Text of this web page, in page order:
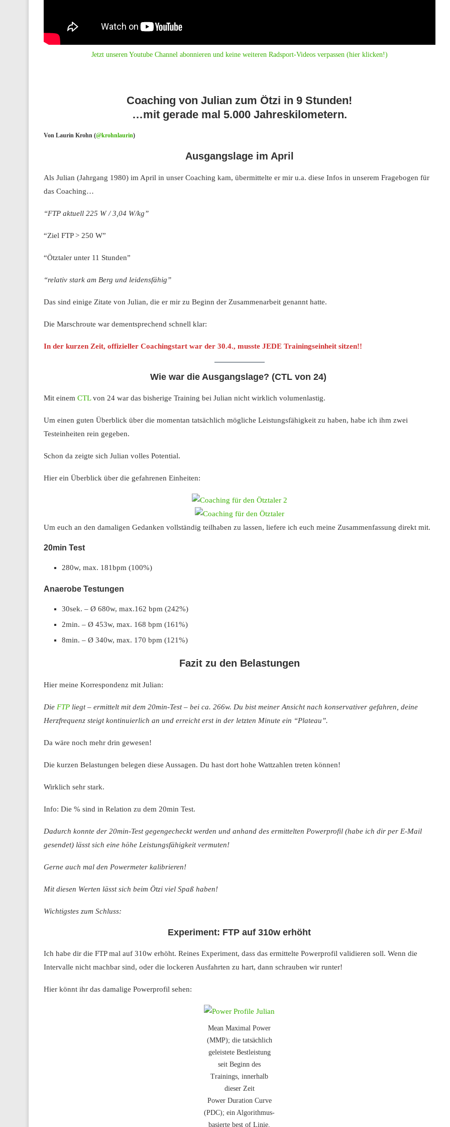
Jetzt unseren Youtube Channel abonnieren und keine weiteren Radsport-Videos verpassen (hier klicken!)
Coaching von Julian zum Ötzi in 9 Stunden!
…mit gerade mal 5.000 Jahreskilometern.
Von Laurin Krohn (@krohnlaurin)
Ausgangslage im April
Als Julian (Jahrgang 1980) im April in unser Coaching kam, übermittelte er mir u.a. diese Infos in unserem Fragebogen für
das Coaching…
“FTP aktuell 225 W / 3,04 W/kg”
“Ziel FTP > 250 W”
“Ötztaler unter 11 Stunden”
“relativ stark am Berg und leidensfähig”
Das sind einige Zitate von Julian, die er mir zu Beginn der Zusammenarbeit genannt hatte.
Die Marschroute war dementsprechend schnell klar:
In der kurzen Zeit, offizieller Coachingstart war der 30.4., musste JEDE Trainingseinheit sitzen!!
Wie war die Ausgangslage? (CTL von 24)
Mit einem CTLvon 24 war das bisherige Training bei Julian nicht wirklich volumenlastig.
Um einen guten Überblick über die momentan tatsächlich mögliche Leistungsfähigkeit zu haben, habe ich ihm zwei
Testeinheiten rein gegeben.
Schon da zeigte sich Julian volles Potential.
Hier ein Überblick über die gefahrenen Einheiten:
Um euch an den damaligen Gedanken vollständig teilhaben zu lassen, liefere ich euch meine Zusammenfassung direkt mit.
20min Test
280w, max. 181bpm (100%)
Anaerobe Testungen
30sek. – Ø 680w, max.162 bpm (242%)
2min. – Ø 453w, max. 168 bpm (161%)
8min. – Ø 340w, max. 170 bpm (121%)
Fazit zu den Belastungen
Hier meine Korrespondenz mit Julian:
Die FTP liegt – ermittelt mit dem 20min-Test – bei ca. 266w. Du bist meiner Ansicht nach konservativer gefahren, deine
Herzfrequenz steigt kontinuierlich an und erreicht erst in der letzten Minute ein “Plateau”.
Da wäre noch mehr drin gewesen!
Die kurzen Belastungen belegen diese Aussagen. Du hast dort hohe Wattzahlen treten können!
Wirklich sehr stark.
Info: Die % sind in Relation zu dem 20min Test.
Dadurch konnte der 20min-Test gegengecheckt werden und anhand des ermittelten Powerprofil (habe ich dir per E-Mail
gesendet) lässt sich eine höhe Leistungsfähigkeit vermuten!
Gerne auch mal den Powermeter kalibrieren!
Mit diesen Werten lässt sich beim Ötzi viel Spaß haben!
Wichtigstes zum Schluss:
Experiment: FTP auf 310w erhöht
Ich habe dir die FTP mal auf 310w erhöht. Reines Experiment, dass das ermittelte Powerprofil validieren soll. Wenn die
Intervalle nicht machbar sind, oder die lockeren Ausfahrten zu hart, dann schrauben wir runter!
Hier könnt ihr das damalige Powerprofil sehen:
Mean Maximal Power
(MMP); die tatsächlich
geleistete Bestleistung
seit Beginn des
Trainings, innerhalb
dieser Zeit
Power Duration Curve
(PDC); ein Algorithmus-
basierte best of Linie,